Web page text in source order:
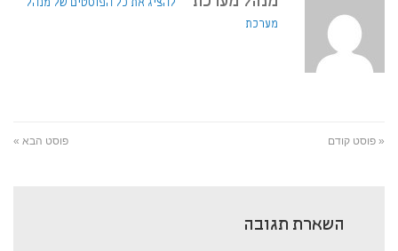
להציג את כל הפוסטים של מנהל
מערכת
« פוסט קודם פוסט הבא »
השארת תגובה